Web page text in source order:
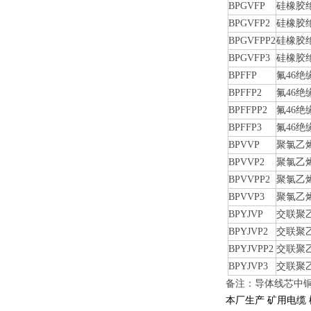
BPGVFP
硅橡胶
BPGVFP2
硅橡胶
BPGVFPP2硅橡胶
BPGVFP3
硅橡胶
BPFFP
氟46绝
BPFFP2
氟46绝
BPFFPP2
氟46绝
BPFFP3
氟46绝
BPVVP
聚氯乙
BPVVP2
聚氯乙
BPVVPP2
聚氯乙
BPVVP3
聚氯乙
BPYJVP
交联聚
BPYJVP2
交联聚
BPYJVPP2 交联聚
BPYJVP3
交联聚
备注：导体线芯中
本厂生产 矿用电缆